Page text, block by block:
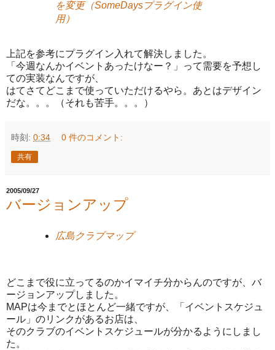
を変更（SomeDaysプラグイン使
用）
上記を参考にプラグイン入れて解決しました。
「今週なんかイベントあったけなー？」って需要を予想し
ての実装なんですが、
はてさてどこまで使っていただけるやら。あとはデザイン
だな。。。（それも苦手。。。）
時刻: 0:34 0 件のコメント:
共有
2005/09/27
バージョンアップ
広島クラブマップ
どこまで役に立ってるのかイマイチ分からんのですが、バ
ージョンアップしました。
MAPは今までとほとんど一緒ですが、「イベントスケジュ
ール」のリンクがあるお店は、
そのクラブのイベントスケジュールが分かるようにしまし
た。